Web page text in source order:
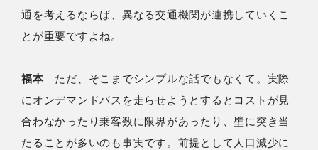
通を考えるならば、異なる交通機関が連携していくこ
とが重要ですよね。
福本ただ、そこまでシンプルな話でもなくて。実際
にオンデマンドバスを走らせようとするとコストが見
合わなかったり乗客数に限界があったり、壁に突き当
たることが多いのも事実です。前提として人口減少に